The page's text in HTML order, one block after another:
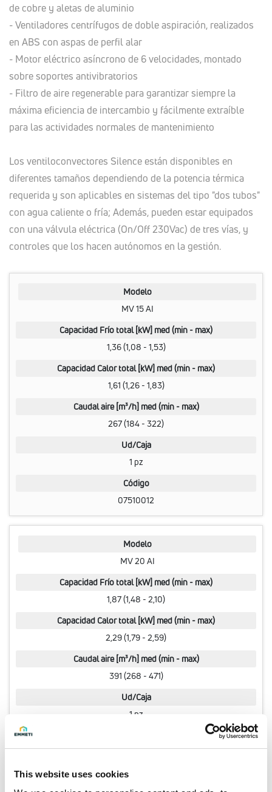
This website uses cookies
de cobre y aletas de aluminio
- Ventiladores centrífugos de doble aspiración, realizados
en ABS con aspas de perfil alar
- Motor eléctrico asíncrono de 6 velocidades, montado
sobre soportes antivibratorios
- Filtro de aire regenerable para garantizar siempre la
máxima eficiencia de intercambio y fácilmente extraíble
para las actividades normales de mantenimiento
Los ventiloconvectores Silence están disponibles en
diferentes tamaños dependiendo de la potencia térmica
requerida y son aplicables en sistemas del tipo "dos tubos"
con agua caliente o fría; Además, pueden estar equipados
con una válvula eléctrica (On/Off 230Vac) de tres vías, y
controles que los hacen autónomos en la gestión.
Modelo
MV 15 AI
Capacidad Frío total [kW] med (min - max)
1,36 (1,08 - 1,53)
Capacidad Calor total [kW] med (min - max)
1,61 (1,26 - 1,83)
Caudal aire [m³/h] med (min - max)
267 (184 - 322)
Ud/Caja
1 pz
Código
07510012
Modelo
MV 20 AI
Capacidad Frío total [kW] med (min - max)
1,87 (1,48 - 2,10)
Capacidad Calor total [kW] med (min - max)
2,29 (1,79 - 2,59)
Caudal aire [m³/h] med (min - max)
391 (268 - 471)
Ud/Caja
1 pz
07510022